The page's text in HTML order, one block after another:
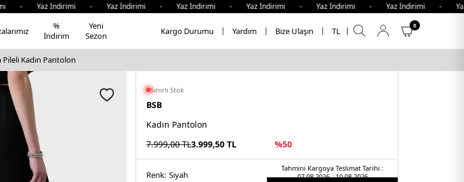
İndirimi - Yaz İndirimi - Yaz İndirimi - Yaz İndirimi - Yaz İndirimi - Yaz İndirimi -
%
İndirim
Yeni
Sezon
Kargo Durumu Yardım Bize Ulaşın TL
0
Pileli Kadın Pantolon
Sınırlı Stok
BSB
Kadın Pantolon
7.999,00TL3.999,50 TL %50
Tahmini Kargoya Teslimat Tarihi :
07.08.2026 - 10.08.2026
Renk: si̇yah